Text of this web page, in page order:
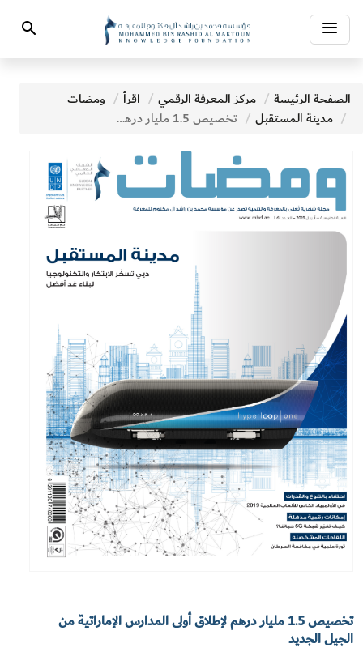
Toggle
navigation
Search
الصفحة الرئيسة مركز المعرفة الرقمي اقرأ
ومضات
مدينة المستقبل
تخصيص 1.5 مليار درهم لإطلاق أولى المدارس الإماراتية من الجيل الجديد
تخصيص 1.5 مليار درهم لإطلاق أولى المدارس الإماراتية من
الجيل الجديد